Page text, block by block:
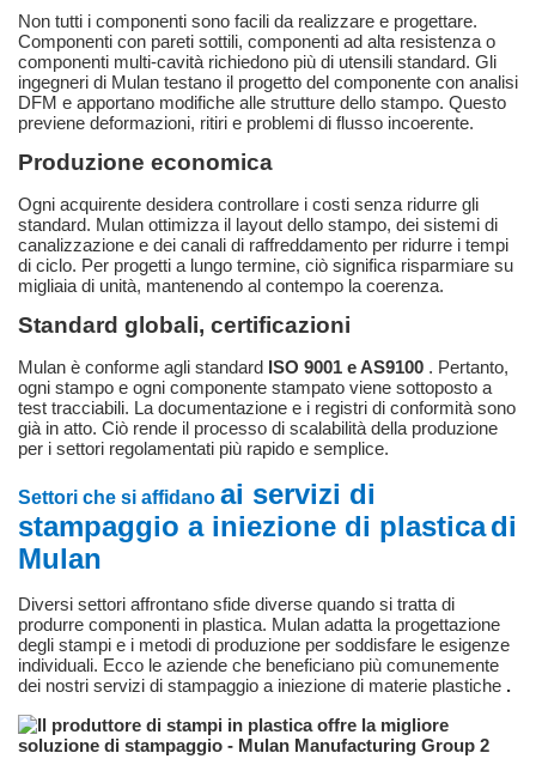
Non tutti i componenti sono facili da realizzare e progettare.
Componenti con pareti sottili, componenti ad alta resistenza o
componenti multi-cavità richiedono più di utensili standard. Gli
ingegneri di Mulan testano il progetto del componente con analisi
DFM e apportano modifiche alle strutture dello stampo. Questo
previene deformazioni, ritiri e problemi di flusso incoerente.
Produzione economica
Ogni acquirente desidera controllare i costi senza ridurre gli
standard. Mulan ottimizza il layout dello stampo, dei sistemi di
canalizzazione e dei canali di raffreddamento per ridurre i tempi
di ciclo. Per progetti a lungo termine, ciò significa risparmiare su
migliaia di unità, mantenendo al contempo la coerenza.
Standard globali, certificazioni
Mulan è conforme agli standard ISO 9001 e AS9100 . Pertanto,
ogni stampo e ogni componente stampato viene sottoposto a
test tracciabili. La documentazione e i registri di conformità sono
già in atto. Ciò rende il processo di scalabilità della produzione
per i settori regolamentati più rapido e semplice.
Settori che si affidano ai servizi di
stampaggio a iniezione di plasticadi
Mulan
Diversi settori affrontano sfide diverse quando si tratta di
produrre componenti in plastica. Mulan adatta la progettazione
degli stampi e i metodi di produzione per soddisfare le esigenze
individuali. Ecco le aziende che beneficiano più comunemente
dei nostri servizi di stampaggio a iniezione di materie plastiche .